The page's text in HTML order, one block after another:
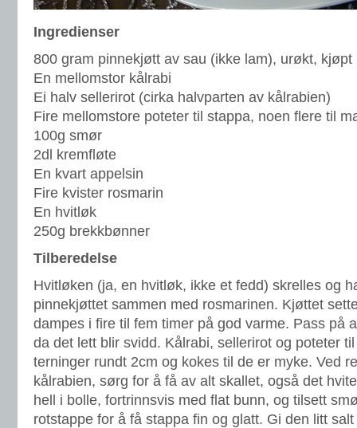
Ingredienser
800 gram pinnekjøtt av sau (ikke lam), urøkt,
En mellomstor kålrabi
Ei halv sellerirot (cirka halvparten av kålrabien)
Fire mellomstore poteter til stappa, noen flere til
100g smør
2dl kremfløte
En kvart appelsin
Fire kvister rosmarin
En hvitløk
250g brekkbønner
Tilberedelse
Hvitløken (ja, en hvitløk, ikke et fedd) skrelles og
pinnekjøttet sammen med rosmarinen. Kjøttet
dampes i fire til fem timer på god varme. Pass på
da det lett blir svidd. Kålrabi, sellerirot og poteter
terninger rundt 2cm og kokes til de er myke. Ved
kålrabien, sørg for å få av alt skallet, også det
hell i bolle, fortrinnsvis med flat bunn, og tilsett
rotstappe for å få stappa fin og glatt. Gi den litt